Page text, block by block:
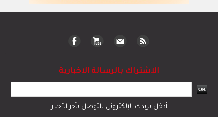
الاشتراك بالرسالة الاخبارية
أدخل بريدك الإلكتروني للتوصل بآخر الأخبار